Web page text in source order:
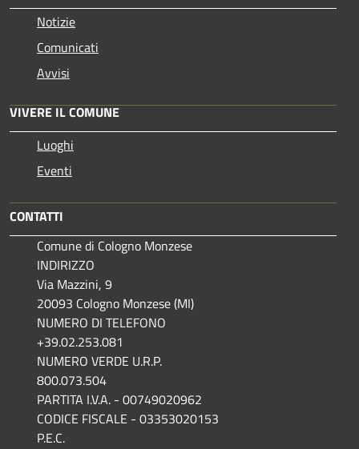
Notizie
Comunicati
Avvisi
VIVERE IL COMUNE
Luoghi
Eventi
CONTATTI
Comune di Cologno Monzese
INDIRIZZO
Via Mazzini, 9
20093 Cologno Monzese (MI)
NUMERO DI TELEFONO
+39.02.253.081
NUMERO VERDE U.R.P.
800.073.504
PARTITA I.V.A. - 00749020962
CODICE FISCALE - 03353020153
P.E.C.